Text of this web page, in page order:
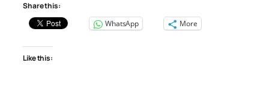
Share this:
WhatsApp
More
Like this: